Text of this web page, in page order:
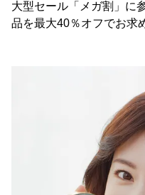
大型セール「メガ割」に
品を最大40％オフでお求